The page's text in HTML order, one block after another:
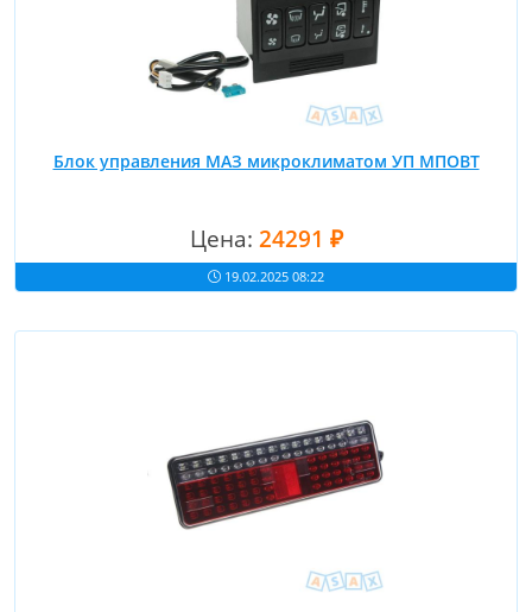
Блок управления МАЗ микроклиматом УП МПОВТ
Цена: 24291 ₽
19.02.2025 08:22